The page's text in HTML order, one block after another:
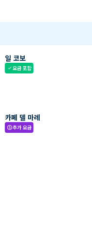
일 코보
check요금 포함
카페 델 마레
paid추가 요금